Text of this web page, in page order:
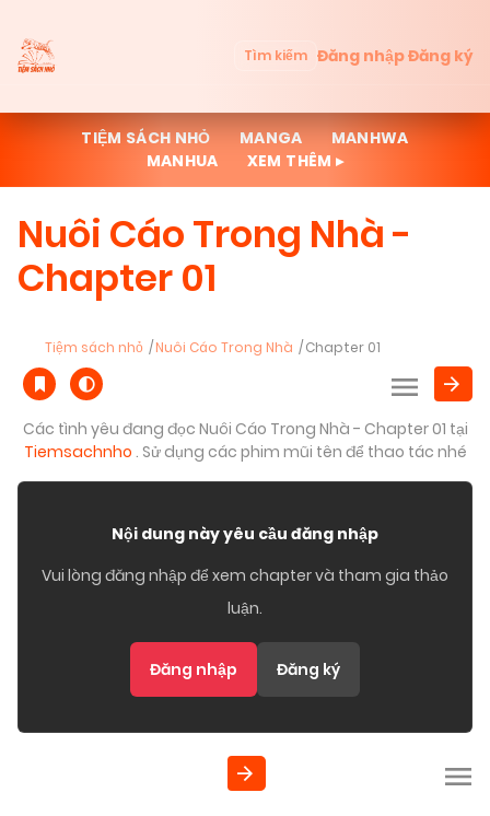
Tìm kiếm Đăng nhậpĐăng ký
TIỆM SÁCH NHỎ MANGA
MANHWA
MANHUA
XEM THÊM ▸
Nuôi Cáo Trong Nhà -
Chapter 01
Tiệm sách nhỏ Nuôi Cáo Trong Nhà Chapter 01
Các tình yêu đang đọc Nuôi Cáo Trong Nhà - Chapter 01 tại
Tiemsachnho . Sử dụng các phim mũi tên để thao tác nhé
Nội dung này yêu cầu đăng nhập
Vui lòng đăng nhập để xem chapter và tham gia thảo
luận.
Đăng nhập Đăng ký